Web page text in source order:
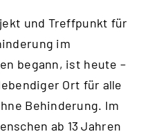
und Treffpunkt für
im
begann, ist heute –
Ort für alle
Behinderung. Im
ab 13 Jahren